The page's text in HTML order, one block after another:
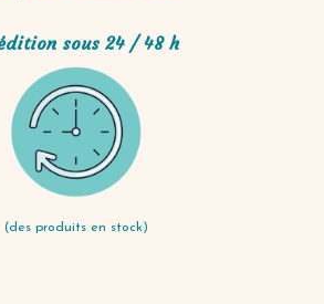
sous 24 / 48 h
(des produits en stock)